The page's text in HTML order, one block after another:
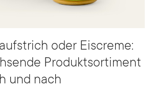
oder Eiscreme:
Produktsortiment
und nach